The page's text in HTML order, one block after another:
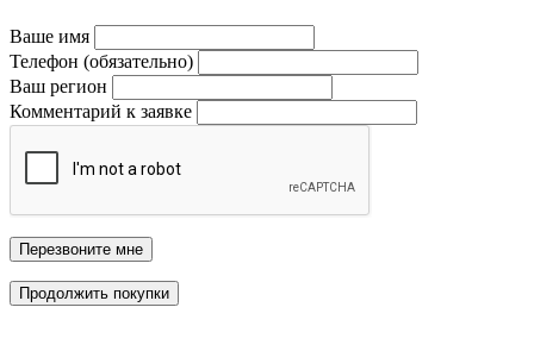
Ваше имя
Телефон (обязательно)
Ваш регион
Комментарий к заявке
Перезвоните мне
Продолжить покупки